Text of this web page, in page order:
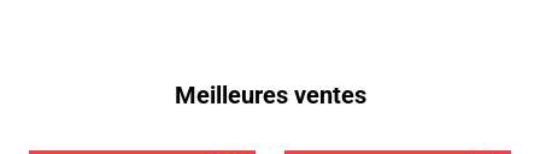
Meilleures ventes